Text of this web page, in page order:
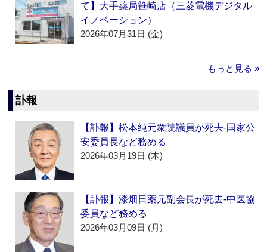
て】大手薬局笹崎店（三菱電機デジタル
イノベーション）
2026年07月31日 (金)
もっと見る »
訃報
【訃報】松本純元衆院議員が死去‐国家公
安委員長など務める
2026年03月19日 (木)
【訃報】漆畑日薬元副会長が死去‐中医協
委員など務める
2026年03月09日 (月)